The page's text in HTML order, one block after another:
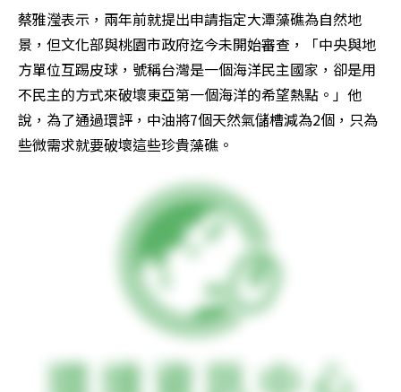
蔡雅瀅表示，兩年前就提出申請指定大潭藻礁為自然地
景，但文化部與桃園市政府迄今未開始審查，「中央與地
方單位互踢皮球，號稱台灣是一個海洋民主國家，卻是用
不民主的方式來破壞東亞第一個海洋的希望熱點。」他
說，為了通過環評，中油將7個天然氣儲槽減為2個，只為
些微需求就要破壞這些珍貴藻礁。